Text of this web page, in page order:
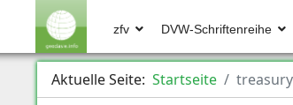
zfv DVW-Schriftenreihe
Aktuelle Seite: Startseite